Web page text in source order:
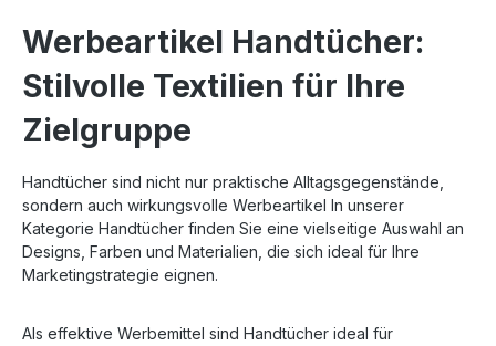
Werbeartikel Handtücher:
Stilvolle Textilien für Ihre
Zielgruppe
Handtücher sind nicht nur praktische Alltagsgegenstände,
sondern auch wirkungsvolle Werbeartikel In unserer
Kategorie Handtücher finden Sie eine vielseitige Auswahl an
Designs, Farben und Materialien, die sich ideal für Ihre
Marketingstrategie eignen.
Als effektive Werbemittel sind Handtücher ideal für